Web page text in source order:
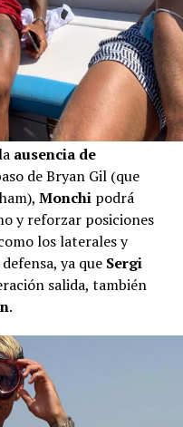
ausencia de
de Bryan Gil (que
Monchi podrá
y reforzar posiciones
los laterales y
ya que Sergi
salida, también
.